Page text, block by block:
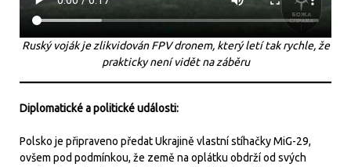
Ruský voják je zlikvidován FPV dronem, který letí tak rychle, že
prakticky není vidět na záběru
Diplomatické a politické události:
Polsko je připraveno předat Ukrajině vlastní stíhačky MiG-29,
ovšem pod podmínkou, že země na oplátku obdrží od svých